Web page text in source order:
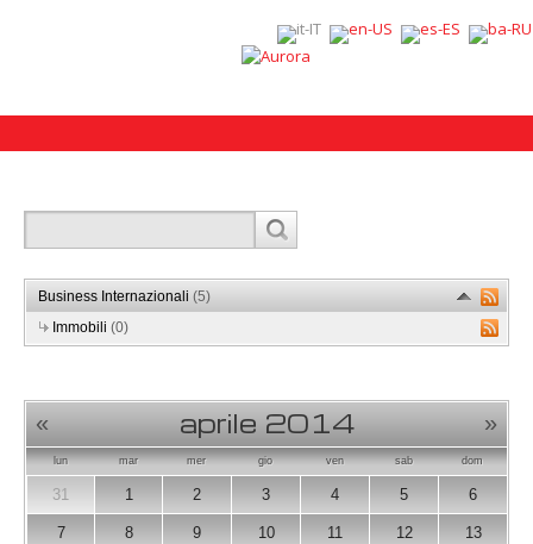
Business Internazionali (5)
Immobili (0)
« aprile 2014 »
lun mar mer gio ven sab dom
31 1 2 3 4 5 6
7 8 9 10 11 12 13